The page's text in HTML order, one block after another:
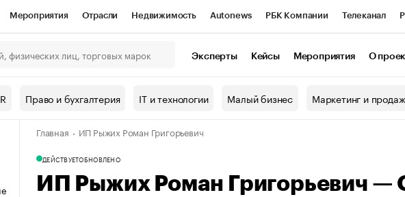
Мероприятия Отрасли Недвижимость Autonews РБК Компании Телеканал
Спецпроекты Проверка контрагентов
Рынок наличной валюты
Эксперты Кейсы Мероприятия О
Право и бухгалтерия IT и технологии Малый бизнес Маркетинг и
Главная ИП Рыжих Роман Григорьевич
ДЕЙСТВУЕТОБНОВЛЕНО
ИП Рыжих Роман Григорьевич